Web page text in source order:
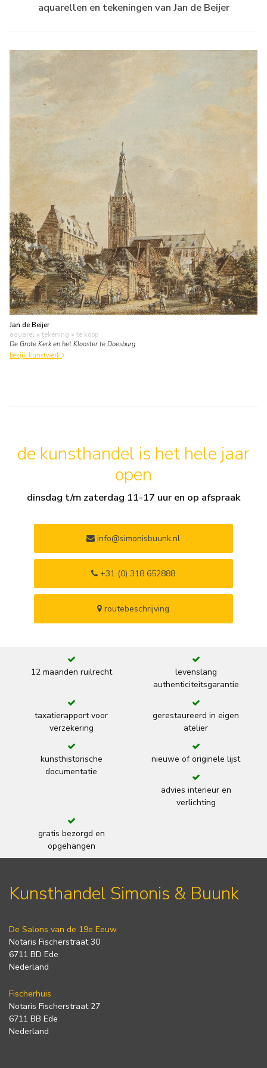
aquarellen en tekeningen van Jan de Beijer
Jan de Beijer
aquarel • tekening • te koop
De Grote Kerk en het Klooster te Doesburg
bekijk kunstwerk
de kunsthandel is het hele jaar
open
dinsdag t/m zaterdag 11-17 uur en op afspraak
info@simonisbuunk.nl
+31 (0) 318 652888
routebeschrijving
12 maanden ruilrecht
levenslang
authenticiteitsgarantie
taxatierapport voor
verzekering
gerestaureerd in eigen
atelier
kunsthistorische
documentatie
nieuwe of originele lijst
advies interieur en
verlichting
gratis bezorgd en
opgehangen
Kunsthandel Simonis & Buunk
De Salons van de 19e Eeuw
Notaris Fischerstraat 30
6711 BD Ede
Nederland
Fischerhuis
Notaris Fischerstraat 27
6711 BB Ede
Nederland